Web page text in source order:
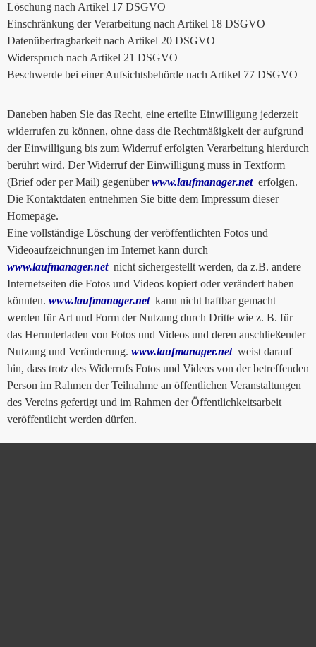
Löschung nach Artikel 17 DSGVO
Einschränkung der Verarbeitung nach Artikel 18 DSGVO
Datenübertragbarkeit nach Artikel 20 DSGVO
Widerspruch nach Artikel 21 DSGVO
Beschwerde bei einer Aufsichtsbehörde nach Artikel 77 DSGVO
Daneben haben Sie das Recht, eine erteilte Einwilligung jederzeit
widerrufen zu können, ohne dass die Rechtmäßigkeit der aufgrund
der Einwilligung bis zum Widerruf erfolgten Verarbeitung hierdurch
berührt wird. Der Widerruf der Einwilligung muss in Textform
(Brief oder per Mail) gegenüberwww.laufmanager.neterfolgen.
Die Kontaktdaten entnehmen Sie bitte dem Impressum dieser
Homepage.
Eine vollständige Löschung der veröffentlichten Fotos und
Videoaufzeichnungen im Internet kann durch
www.laufmanager.netnicht sichergestellt werden, da z.B. andere
Internetseiten die Fotos und Videos kopiert oder verändert haben
könnten. www.laufmanager.netkann nicht haftbar gemacht
werden für Art und Form der Nutzung durch Dritte wie z. B. für
das Herunterladen von Fotos und Videos und deren anschließender
Nutzung und Veränderung. www.laufmanager.netweist darauf
hin, dass trotz des Widerrufs Fotos und Videos von der betreffenden
Person im Rahmen der Teilnahme an öffentlichen Veranstaltungen
des Vereins gefertigt und im Rahmen der Öffentlichkeitsarbeit
veröffentlicht werden dürfen.